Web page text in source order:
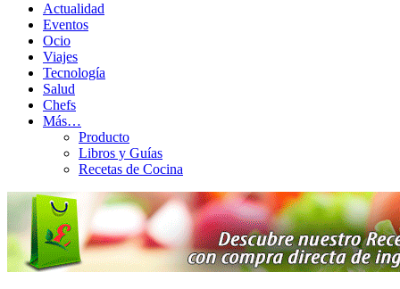
Actualidad
Eventos
Ocio
Viajes
Tecnología
Salud
Chefs
Más…
Producto
Libros y Guías
Recetas de Cocina